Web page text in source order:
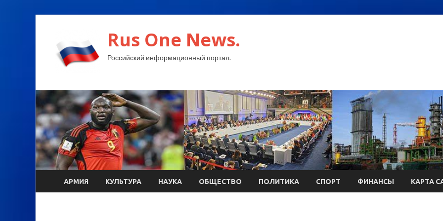
Rus One News.
Российский информационный портал.
АРМИЯ КУЛЬТУРА НАУКА ОБЩЕСТВО ПОЛИТИКА СПОРТ ФИНАНСЫ КАРТА